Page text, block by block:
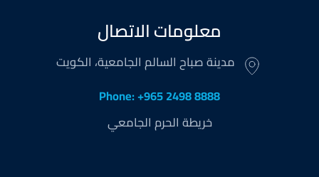
معلومات الاتصال
مدينة صباح السالم الجامعية، الكويت
Phone: +965 2498 8888
خريطة الحرم الجامعي